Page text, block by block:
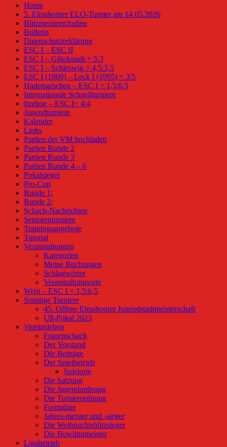
Home
5. Elmshorner ELO-Turnier am 14.05.2026
Blitzmeisterschaften
Bulletin
Datenschutzerklärung
ESC I – ESC II
ESC I – Glückstadt = 5:3
ESC I – Schleswig = 4,5:3,5
ESC I (1909) – Leck I (1995) = 3:5
Hademarschen – ESC I = 1,5:6,5
Internationale Schnellturniere
Itzehoe – ESC I= 4:4
Jugendturniere
Kalender
Links
Partien der VM hochladen
Partien Runde 2
Partien Runde 3
Partien Runde 4 – 6
Pokalsieger
Pro-Cup
Runde 1:
Runde 2:
Schach-Nachrichten
Seniorenturniere
Trainingsangebote
Tutorial
Veranstaltungen
Kategorien
Meine Buchungen
Schlagwörter
Veranstaltungsorte
Wrist – ESC I = 1,5:6,5
Sonstige Turniere
45. Offene Elmshorner Jugendstadtmeisterschaft
U8-Pokal 2023
Vereinsleben
Frauenschach
Der Vorstand
Die Beiträge
Der Spielbetrieb
Spielorte
Die Satzung
Die Jugendordnung
Die Turnierordnung
Formulare
Jahres-meister und -sieger
Die Weihnachtsblitzsieger
Die Bowlingmeister
Ligabetrieb